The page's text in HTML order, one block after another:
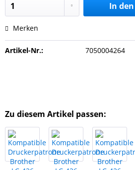
In den
Merken
Artikel-Nr.: 7050004264
Zu diesem Artikel passen: